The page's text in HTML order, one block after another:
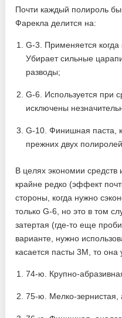
Почти каждый полироль
Фарекла делится на:
G-3. Применяется
Убирает сильные
разводы;
G-6. Используется при
исключены
G-10. Финишная паста,
прежних двух
В целях экономии
крайне редко (эффект
стороны, когда нужно
только G-6, но это в том
затертая (где-то еще
варианте, нужно
касается пасты 3М, то она
74-ю. Крупно-
75-ю. Мелко-зернистая,